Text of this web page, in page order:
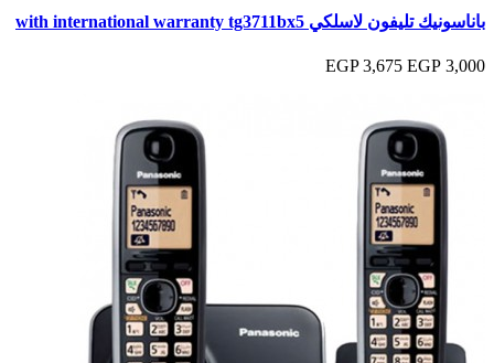
باناسونيك تليفون لاسلكي with international warranty tg3711bx5
3,000 EGP
3,675 EGP